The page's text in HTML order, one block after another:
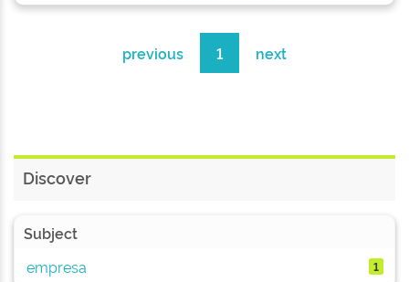
previous 1 next
Discover
Subject
empresa
1